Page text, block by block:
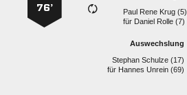
   
für   
76’
Auswechslung
  
für   